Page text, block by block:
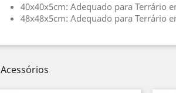
40x40x5cm: Adequado para Terrário
48x48x5cm: Adequado para Terrário
Acessórios